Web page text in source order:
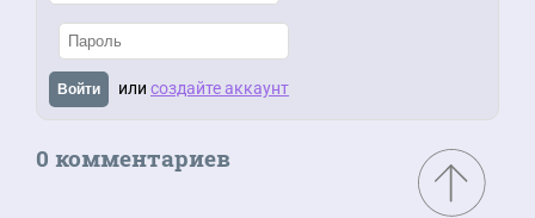
Войти или создайте аккаунт
0 комментариев